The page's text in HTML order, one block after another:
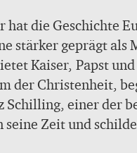
hat die Geschichte
stärker geprägt als
Kaiser, Papst
der Christenheit,
Schilling, einer der
Zeit und
als Rebell in